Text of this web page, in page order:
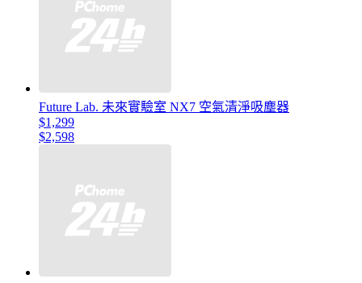
Future Lab. 未來實驗室 NX7 空氣清淨吸塵器
$1,299
$2,598